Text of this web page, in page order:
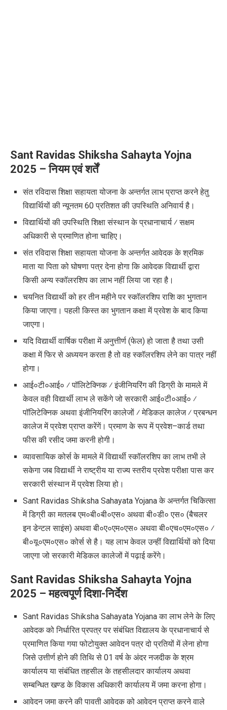
Sant Ravidas Shiksha Sahayta Yojna
2025 –नियम एवं शर्तें
संत रविदास शिक्षा सहायता योजना के अन्तर्गत लाभ प्राप्त करने हेतु
विद्यार्थियों की न्यूनतम 60 प्रतिशत की उपस्थिति अनिवार्य है।
विद्यार्थियों की उपस्थिति शिक्षा संस्थान के प्रधानाचार्य ⁄ सक्षम
अधिकारी से प्रमाणित होना चाहिए।
संत रविदास शिक्षा सहायता योजना के अन्तर्गत आवेदक के श्रमिक
माता या पिता को घोषणा पत्र देना होगा कि आवेदक विद्यार्थी द्वारा
किसी अन्य स्कॉलरशिप का लाभ नहीं लिया जा रहा है।
चयनित विद्यार्थी को हर तीन महीने पर स्कॉलरशिप राशि का भुगतान
किया जाएगा। पहली किस्त का भुगतान कक्षा में प्रवेश के बाद किया
जाएगा।
यदि विद्यार्थी वार्षिक परीक्षा में अनुत्तीर्ण (फेल) हो जाता है तथा उसी
कक्षा में फिर से अध्ययन करता है तो वह स्कॉलरशिप लेने का पात्र नहीं
होगा।
आई०टी०आई० ⁄ पॉलिटेक्निक ⁄ इंजीनियरिंग की डिग्री के मामले में
केवल वही विद्यार्थी लाभ ले सकेंगे जो सरकारी आई०टी०आई० ⁄
पॉलिटेक्निक अथवा इंजीनियरिंग कालेजों ⁄ मेडिकल कालेज ⁄ प्रबन्धन
कालेज में प्रवेश प्राप्त करेंगें। प्रमाण के रूप में प्रवेश–कार्ड तथा
फीस की रसीद जमा करनी होगी।
व्यावसायिक कोर्स के मामले में विद्यार्थी स्कॉलरशिप का लाभ तभी ले
सकेगा जब विद्यार्थी ने राष्ट्रीय या राज्य स्तरीय प्रवेश परीक्षा पास कर
सरकारी संस्थान में प्रवेश लिया हो।
Sant Ravidas Shiksha Sahayata Yojana के अन्तर्गत चिकित्सा
में डिग्री का मतलब एम०बी०बी०एस० अथवा बी०डी० एस० (बैचलर
इन डेन्टल साइंस) अथवा बी०ए०एम०एस० अथवा बी०एच०एम०एस० ⁄
बी०यू०एम०एस० कोर्स से है। यह लाभ केवल उन्हीं विद्यार्थियों को दिया
जाएगा जो सरकारी मेडिकल कालेजों में पढ़ाई करेंगे।
Sant Ravidas Shiksha Sahayta Yojna
2025 –महत्वपूर्ण दिशा-निर्देश
Sant Ravidas Shiksha Sahayata Yojana का लाभ लेने के लिए
आवेदक को निर्धारित प्रपत्र पर संबंधित विद्यालय के प्रधानाचार्य से
प्रमाणित किया गया फोटोयुक्त आवेदन पत्र दो प्रतियों में लेना होगा
जिसे उत्तीर्ण होने की तिथि से 01 वर्ष के अंदर नजदीक के श्रम
कार्यालय या संबंधित तहसील के तहसीलदार कार्यालय अथवा
सम्बन्धित खण्ड के विकास अधिकारी कार्यालय में जमा करना होगा।
आवेदन जमा करने की पावती आवेदक को आवेदन प्राप्त करने वाले